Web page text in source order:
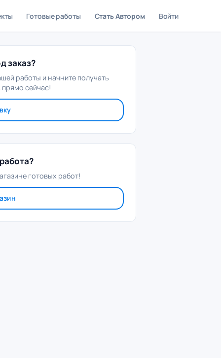
Готовые работы Стать Автором Войти
заказ?
работы и начните получать
сейчас!
готовых работ!